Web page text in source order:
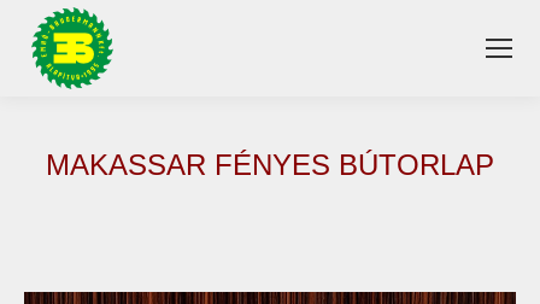
MAKASSAR FÉNYES BÚTORLAP